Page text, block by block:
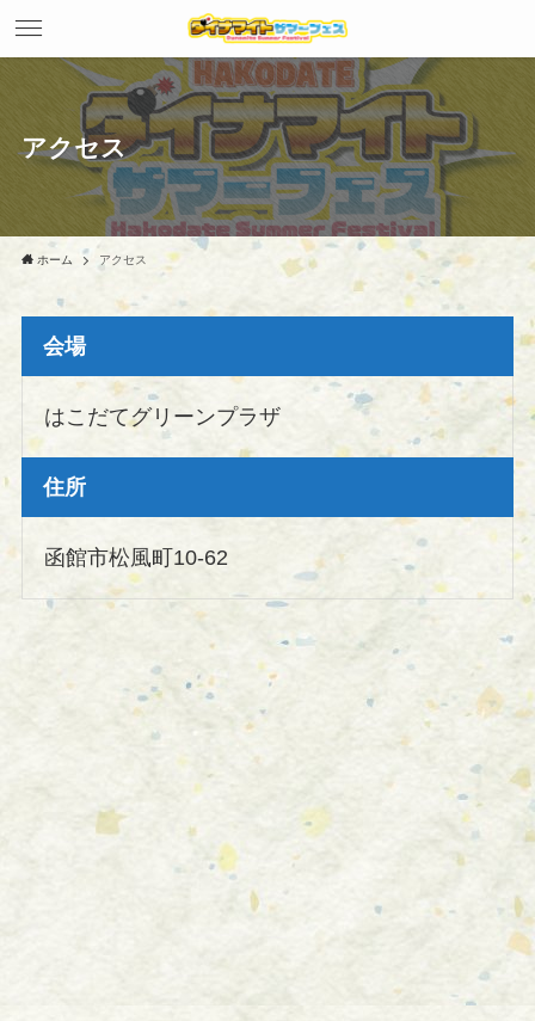
アクセス
ホーム アクセス
会場
はこだてグリーンプラザ
住所
函館市松風町10-62